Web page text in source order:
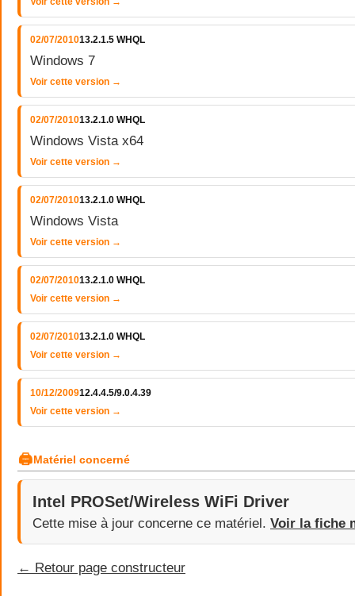
02/07/201013.2.1.5 WHQL
Windows 7
Voir cette version →
02/07/201013.2.1.0 WHQL
Windows Vista x64
Voir cette version →
02/07/201013.2.1.0 WHQL
Windows Vista
Voir cette version →
02/07/201013.2.1.0 WHQL
Voir cette version →
02/07/201013.2.1.0 WHQL
Voir cette version →
10/12/200912.4.4.5/9.0.4.39
Voir cette version →
🖨Matériel concerné
Intel PROSet/Wireless WiFi Driver
Cette mise à jour concerne ce matériel. Voir la fiche
← Retour page constructeur